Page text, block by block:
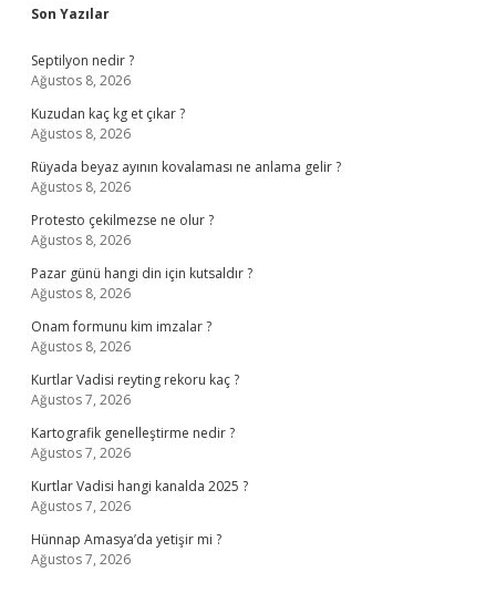
Sidebar
Son Yazılar
Septilyon nedir ?
Ağustos 8, 2026
Kuzudan kaç kg et çıkar ?
Ağustos 8, 2026
Rüyada beyaz ayının kovalaması ne anlama gelir ?
Ağustos 8, 2026
Protesto çekilmezse ne olur ?
Ağustos 8, 2026
Pazar günü hangi din için kutsaldır ?
Ağustos 8, 2026
Onam formunu kim imzalar ?
Ağustos 8, 2026
Kurtlar Vadisi reyting rekoru kaç ?
Ağustos 7, 2026
Kartografik genelleştirme nedir ?
Ağustos 7, 2026
Kurtlar Vadisi hangi kanalda 2025 ?
Ağustos 7, 2026
Hünnap Amasya’da yetişir mi ?
Ağustos 7, 2026